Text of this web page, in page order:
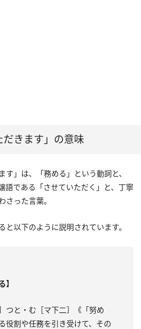
だきます」の意味
す」は、「務める」という動詞と、
語である「させていただく」と、丁寧
さった言葉。
と以下のように説明されています。
つと・む［マ下二］《「努め
役割や任務を引き受けて、その